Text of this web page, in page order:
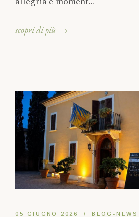
scopri di più
05 GIUGNO 2026 BLOG-NEWS